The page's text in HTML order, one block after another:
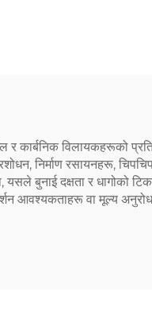
र कार्बनिक विलायकहरूको
निर्माण रसायनहरू,
बुनाई दक्षता र धागोको
आवश्यकताहरू वा मूल्य